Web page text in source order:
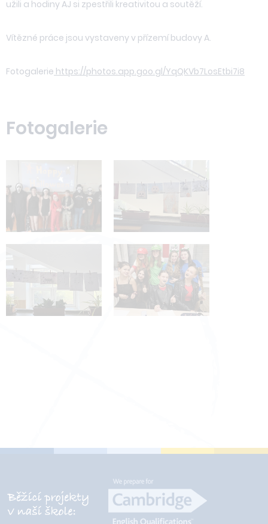
užili a hodiny AJ si zpestřili kreativitou a soutěží.
Vítězné práce jsou vystaveny v přízemí budovy A.
Fotogalerie https://photos.app.goo.gl/YqQKVb7LosEtbi7i8
Fotogalerie